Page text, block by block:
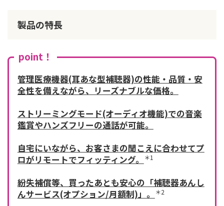
製品の特長
point！
管理医療機器(耳あな型補聴器)の性能・品質・安
全性を備えながら、リーズナブルな価格。
ストリーミングモード(オーディオ機能)での音楽
鑑賞やハンズフリーの通話が可能。
自宅にいながら、お客さまの聞こえに合わせてプ
ロがリモートでフィッティング。
＊1
紛失補償等、買ったあとも安心の「補聴器あんし
んサービス(オプション/月額制)」。
＊2